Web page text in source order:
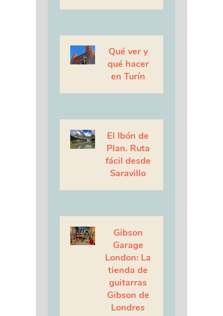
Qué ver y
qué hacer
en Turín
El Ibón de
Plan. Ruta
fácil desde
Saravillo
Gibson
Garage
London: La
tienda de
guitarras
Gibson de
Londres